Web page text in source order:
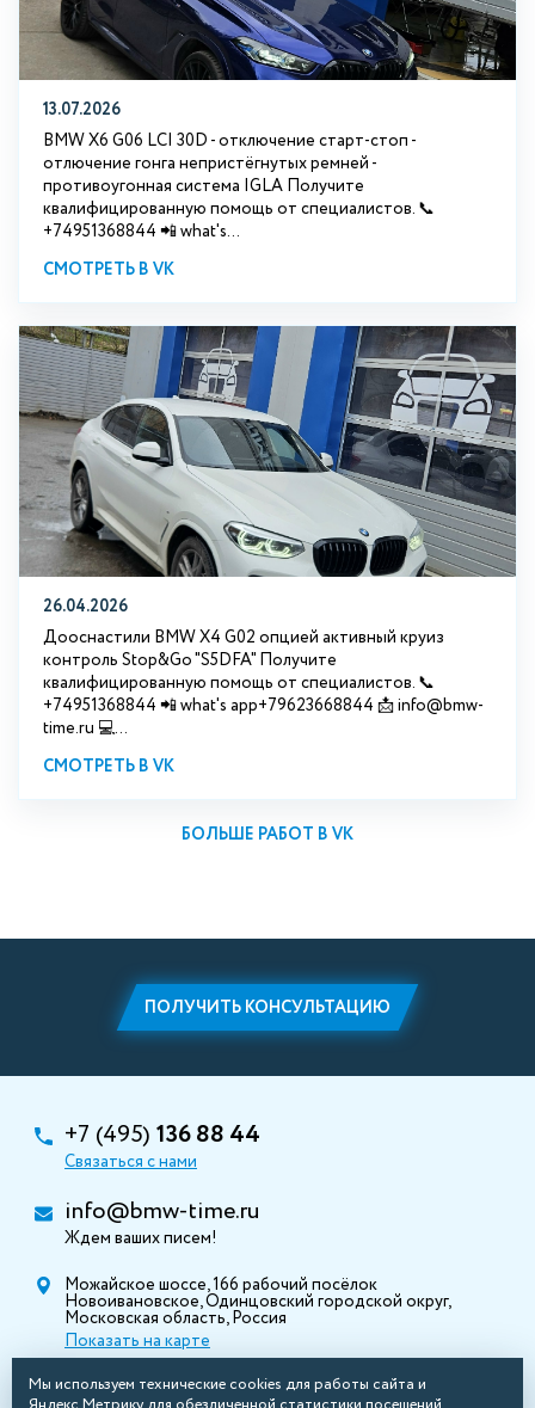
13.07.2026
BMW X6 G06 LCI 30D - отключение старт-стоп -
отлючение гонга непристёгнутых ремней -
противоугонная система IGLA Получите
квалифицированную помощь от специалистов. 📞
+74951368844 📲 what's...
СМОТРЕТЬ В VK
26.04.2026
Дооснастили BMW X4 G02 опцией активный круиз
контроль Stop&Go "S5DFA" Получите
квалифицированную помощь от специалистов. 📞
+74951368844 📲 what's app+79623668844 📩 info@bmw-
time.ru 💻...
СМОТРЕТЬ В VK
БОЛЬШЕ РАБОТ В VK
ПОЛУЧИТЬ КОНСУЛЬТАЦИЮ
+7 (495) 136 88 44
Связаться с нами
info@bmw-time.ru
Ждем ваших писем!
Можайское шоссе, 166 рабочий посёлок
Новоивановское, Одинцовский городской округ,
Московская область, Россия
Показать на карте
Мы используем технические cookies для работы сайта и